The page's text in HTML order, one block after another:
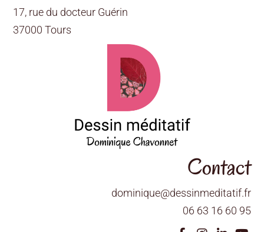
17, rue du docteur Guérin
37000 Tours
Contact
dominique@dessinmeditatif.fr
06 63 16 60 95